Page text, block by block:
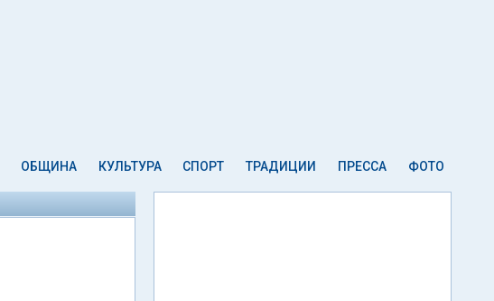
ОБЩИНА КУЛЬТУРА СПОРТ ТРАДИЦИИ ПРЕССА ФОТО